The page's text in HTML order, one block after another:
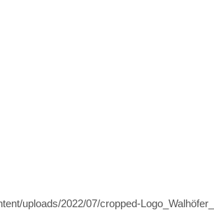
uploads/2022/07/cropped-